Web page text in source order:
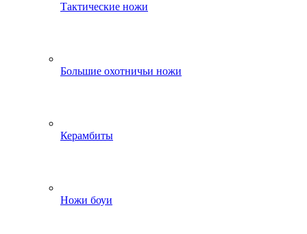
Тактические ножи
Большие охотничьи ножи
Керамбиты
Ножи боуи